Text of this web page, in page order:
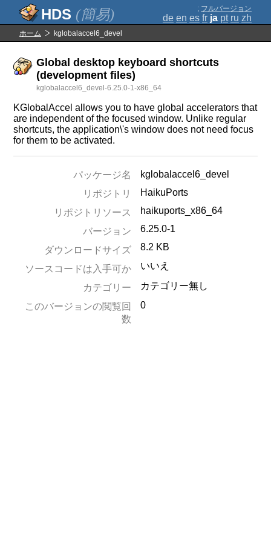
(簡易) ; フルバージョン
de en es fr ja pt ru zh
ホーム kglobalaccel6_devel
Global desktop keyboard shortcuts
(development files)
kglobalaccel6_devel-6.25.0-1-x86_64
KGlobalAccel allows you to have global accelerators that
are independent of the focused window. Unlike regular
shortcuts, the application\'s window does not need focus
for them to be activated.
パッケージ名
kglobalaccel6_devel
リポジトリ
HaikuPorts
リポジトリソース
haikuports_x86_64
バージョン
6.25.0-1
ダウンロードサイズ 8.2 KB
ソースコードは入手可か いいえ
カテゴリー
カテゴリー無し
このバージョンの閲覧回
数
0